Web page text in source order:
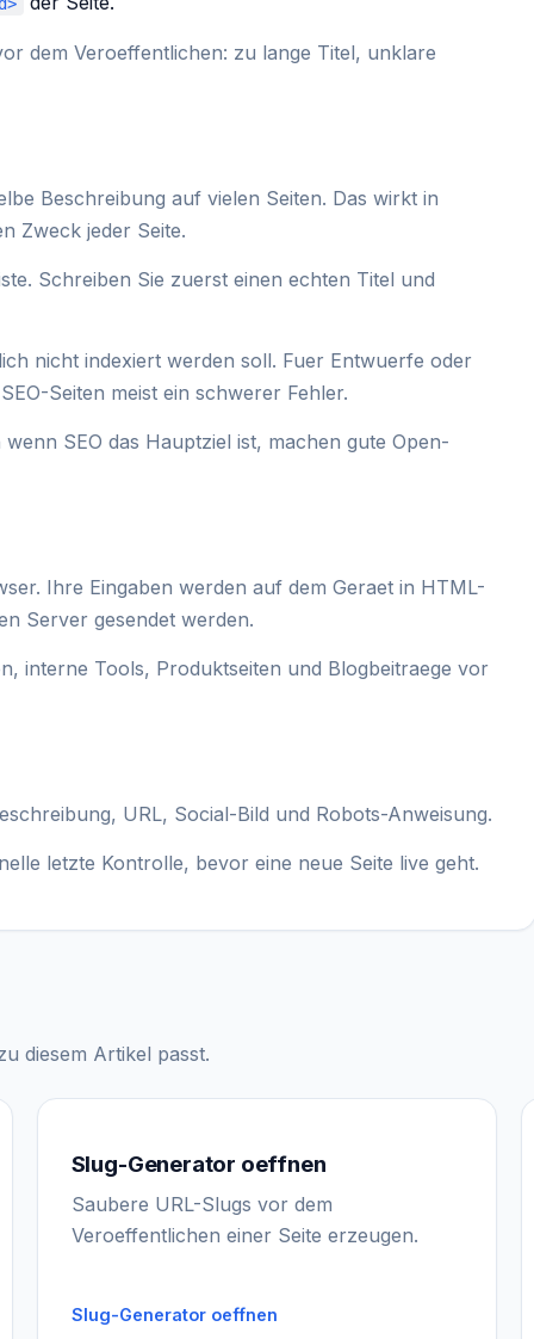
dem Veroeffentlichen: zu lange Titel, unklare
Beschreibung auf vielen Seiten. Das wirkt in
Zweck jeder Seite.
Schreiben Sie zuerst einen echten Titel und
nicht indexiert werden soll. Fuer Entwuerfe oder
Seiten meist ein schwerer Fehler.
SEO das Hauptziel ist, machen gute Open-
Ihre Eingaben werden auf dem Geraet in HTML-
Server gesendet werden.
interne Tools, Produktseiten und Blogbeitraege vor
URL, Social-Bild und Robots-Anweisung.
letzte Kontrolle, bevor eine neue Seite live geht.
diesem Artikel passt.
Slug-Generator oeffnen
Saubere URL-Slugs vor dem
Veroeffentlichen einer Seite erzeugen.
Slug-Generator oeffnen